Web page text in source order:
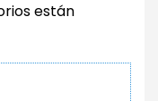
están